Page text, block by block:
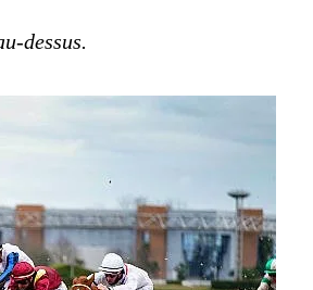
dessus.